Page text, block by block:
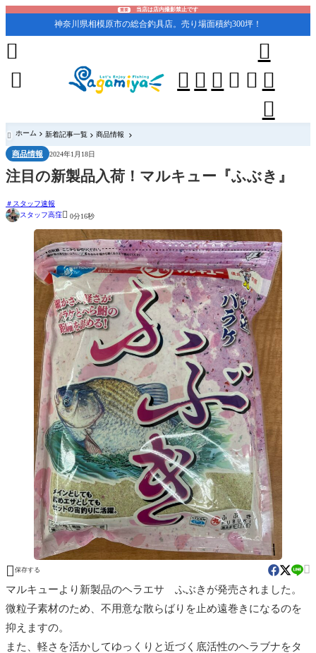
重要 当店は店内撮影禁止です
神奈川県相模原市の総合釣具店。売り場面積約300坪！
    





 ホーム 新着記事一覧 商品情報
商品情報 2024年1月18日
注目の新製品入荷！マルキュー『ふぶき』
スタッフ速報
スタッフ高窪 0分16秒
 保存する 
マルキューより新製品のヘラエサ ふぶきが発売されました。
微粒子素材のため、不用意な散らばりを止め遠巻きになるのを
抑えますの。
また、軽さを活かしてゆっくりと近づく底活性のヘラブナをタ